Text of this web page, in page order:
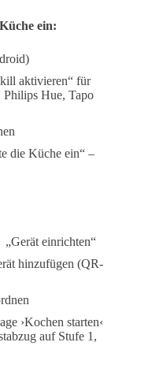
ein:
aktivieren“ für
Hue, Tapo
die Küche ein“ –
einrichten“
hinzufügen (QR-
›Kochen starten‹
auf Stufe 1,